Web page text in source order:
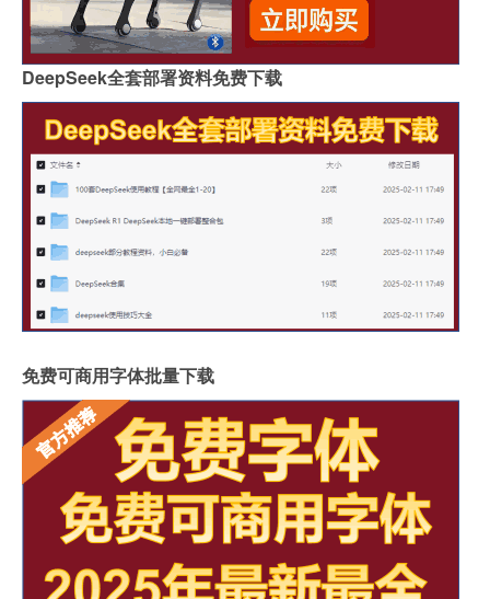
DeepSeek全套部署资料免费下载
免费可商用字体批量下载